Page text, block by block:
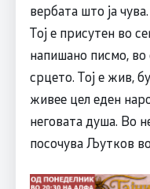
вербата што ја
Тој е присутен во
напишано писмо, во
срцето. Тој е жив,
живее цел еден
неговата душа. Во
посочува Љутков